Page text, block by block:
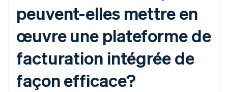
peuvent-elles mettre en
œuvre une plateforme de
facturation intégrée de
façon efficace?